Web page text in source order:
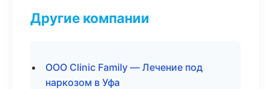
Другие компании
ООО Clinic Family — Лечение под
наркозом в Уфа